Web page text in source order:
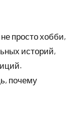
просто хобби,
историй,
почему